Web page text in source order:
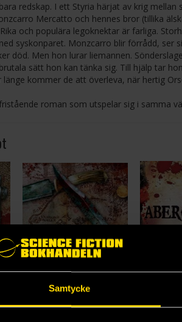
Samtycke
redskap. I ett Styria härjat av krig
Mercatto och hennes bror (tillika
och populära legoknektar är farliga.
syskonparet. Monzcarro blir förrådd, ser
död. Men hon lurar liemannen.
sätt hon kan tänka sig. Till hjälp tar
länge kommer de att överleva, när hertig
roman som utspelar sig i samma